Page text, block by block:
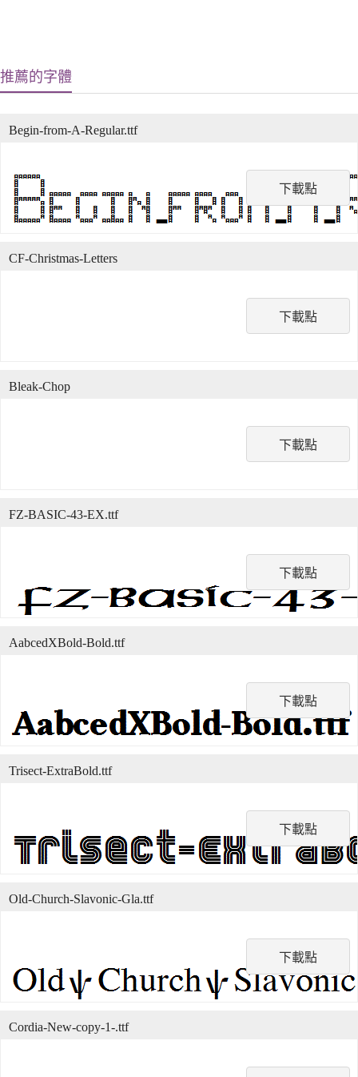
推薦的字體
下載點
Begin-from-A-Regular.ttf
下載點
CF-Christmas-Letters
下載點
Bleak-Chop
下載點
FZ-BASIC-43-EX.ttf
下載點
AabcedXBold-Bold.ttf
下載點
Trisect-ExtraBold.ttf
下載點
Old-Church-Slavonic-Gla.ttf
Cordia-New-copy-1-.ttf